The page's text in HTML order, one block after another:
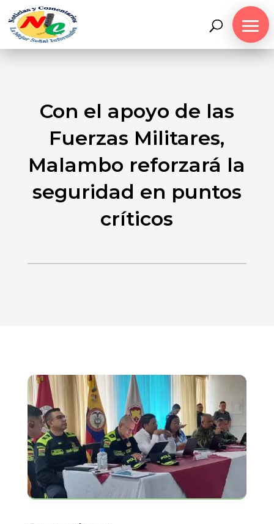
Con el apoyo de las
Fuerzas Militares,
Malambo reforzará la
seguridad en puntos
críticos